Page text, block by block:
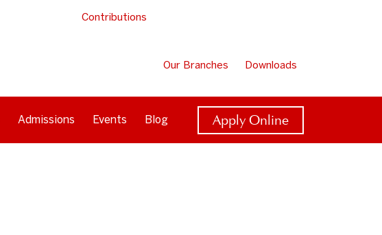
Contributions
Our Branches Downloads
Admissions Events Blog Apply Online